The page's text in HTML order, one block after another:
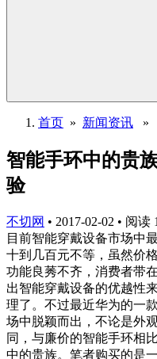
首页 » 新闻资讯 »
智能手环中的贵
验
不切网 • 2017-02-02 • 阅读
目前智能穿戴设备市场中
十到几百元不等，虽然价
功能良莠不齐，消费者带
出智能穿戴设备的优越性
理了。不过最近华为的一
场中脱颖而出，不论是外
同，与廉价的智能手环相
中的贵族。笔者购买的是